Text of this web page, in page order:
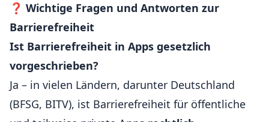
❓ Wichtige Fragen und Antworten zur
Barrierefreiheit
Ist Barrierefreiheit in Apps gesetzlich
vorgeschrieben?
Ja – in vielen Ländern, darunter Deutschland
(BFSG, BITV), ist Barrierefreiheit für öffentliche